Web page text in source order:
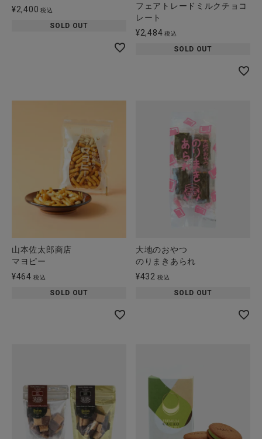
¥2,400 税込
SOLD OUT
フェアトレードミルクチョコ
レート
¥2,484 税込
SOLD OUT
山本佐太郎商店
マヨピー
¥464 税込
SOLD OUT
大地のおやつ
のりまきあられ
¥432 税込
SOLD OUT